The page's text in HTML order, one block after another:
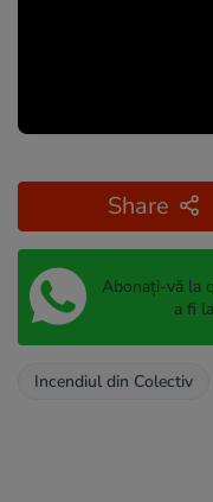
Share
Abonați-vă la
a fi
Incendiul din Colectiv